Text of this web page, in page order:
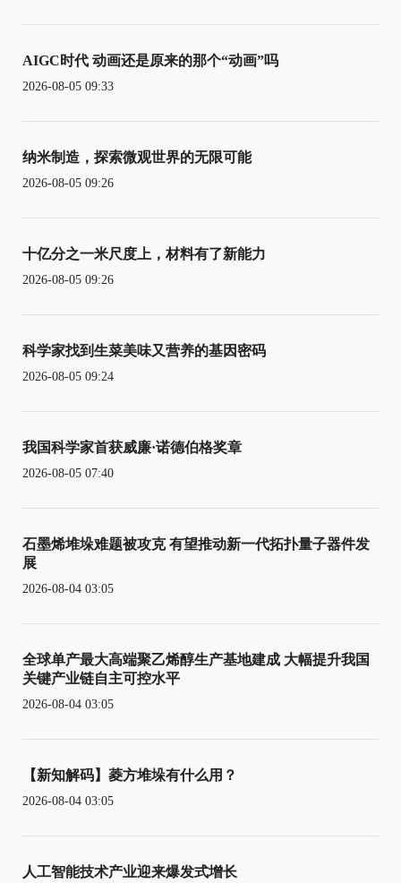
AIGC时代 动画还是原来的那个“动画”吗
2026-08-05 09:33
纳米制造，探索微观世界的无限可能
2026-08-05 09:26
十亿分之一米尺度上，材料有了新能力
2026-08-05 09:26
科学家找到生菜美味又营养的基因密码
2026-08-05 09:24
我国科学家首获威廉·诺德伯格奖章
2026-08-05 07:40
石墨烯堆垛难题被攻克 有望推动新一代拓扑量子器件发
展
2026-08-04 03:05
全球单产最大高端聚乙烯醇生产基地建成 大幅提升我国
关键产业链自主可控水平
2026-08-04 03:05
【新知解码】菱方堆垛有什么用？
2026-08-04 03:05
人工智能技术产业迎来爆发式增长